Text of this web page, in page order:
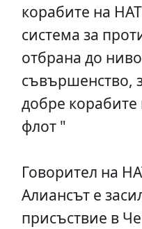
корабите на
система за
отбрана до
съвършенство,
добре
флот "
Говорител на
Алиансът е
присъствие в